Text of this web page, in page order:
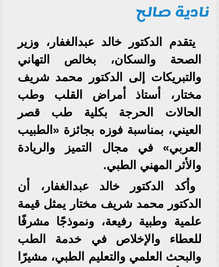
نادية صالح
يتقدم الدكتور خالد عبدالغفار، وزير
الصحة والسكان، بخالص التهاني
والتبريكات إلى الدكتور محمد شريف
مختار، أستاذ أمراض القلب وطب
الحالات الحرجة بكلية طب قصر
العيني، بمناسبة فوزه بجائزة «الطبيب
العربي» في مجال التميز والريادة
والأثر المهني الطبي.
وأكد الدكتور خالد عبدالغفار، أن
الدكتور محمد شريف مختار يمثل قيمة
علمية وطبية رفيعة، ونموذجًا مشرفًا
للعطاء والإخلاص في خدمة الطب
والبحث العلمي والتعليم الطبي، مشيرًا